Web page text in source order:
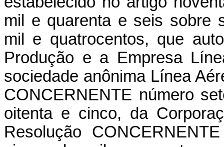
mil e quarenta e seis sobre
mil e quatrocentos, que
Produção e a Empresa
sociedade anônima Línea
CONCERNENTE número
oitenta e cinco, da
Resolução